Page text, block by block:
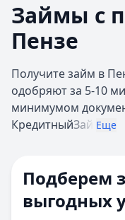
Займы с
Пензе
Получите займ в
одобряют за 5-10
минимумом
КредитныйЗай Еще
Подберем
выгодных